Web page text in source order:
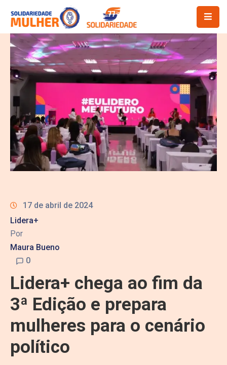
17 de abril de 2024
Lidera+
Por
Maura Bueno
0
Lidera+ chega ao fim da
3ª Edição e prepara
mulheres para o cenário
político